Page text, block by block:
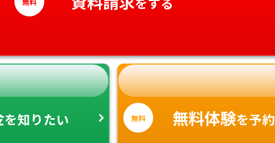
を知りたい 無料 無料体験を予約